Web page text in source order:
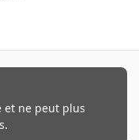
et ne peut plus